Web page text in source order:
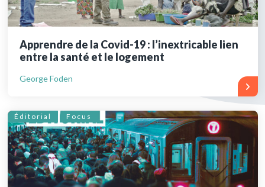
Apprendre de la Covid-19 : l’inextricable lien
entre la santé et le logement
George Foden
Éditorial Focus